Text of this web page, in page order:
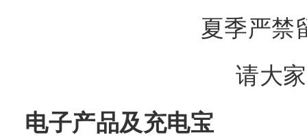
夏季严禁
请大
电子产品及充电宝